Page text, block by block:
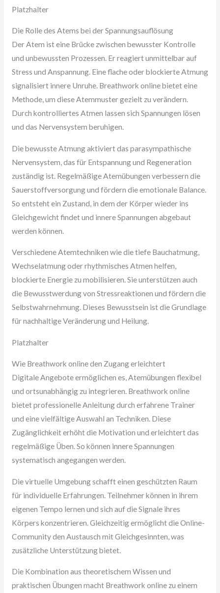
Platzhalter
Die Rolle des Atems bei der Spannungsauflösung
Der Atem ist eine Brücke zwischen bewusster Kontrolle
und unbewussten Prozessen. Er reagiert unmittelbar auf
Stress und Anspannung. Eine flache oder blockierte Atmung
signalisiert innere Unruhe. Breathwork online bietet eine
Methode, um diese Atemmuster gezielt zu verändern.
Durch kontrolliertes Atmen lassen sich Spannungen lösen
und das Nervensystem beruhigen.
Die bewusste Atmung aktiviert das parasympathische
Nervensystem, das für Entspannung und Regeneration
zuständig ist. Regelmäßige Atemübungen verbessern die
Sauerstoffversorgung und fördern die emotionale Balance.
So entsteht ein Zustand, in dem der Körper wieder ins
Gleichgewicht findet und innere Spannungen abgebaut
werden können.
Verschiedene Atemtechniken wie die tiefe Bauchatmung,
Wechselatmung oder rhythmisches Atmen helfen,
blockierte Energie zu mobilisieren. Sie unterstützen auch
die Bewusstwerdung von Stressreaktionen und fördern die
Selbstwahrnehmung. Dieses Bewusstsein ist die Grundlage
für nachhaltige Veränderung und Heilung.
Platzhalter
Wie Breathwork online den Zugang erleichtert
Digitale Angebote ermöglichen es, Atemübungen flexibel
und ortsunabhängig zu integrieren. Breathwork online
bietet professionelle Anleitung durch erfahrene Trainer
und eine vielfältige Auswahl an Techniken. Diese
Zugänglichkeit erhöht die Motivation und erleichtert das
regelmäßige Üben. So können innere Spannungen
systematisch angegangen werden.
Die virtuelle Umgebung schafft einen geschützten Raum
für individuelle Erfahrungen. Teilnehmer können in ihrem
eigenen Tempo lernen und sich auf die Signale ihres
Körpers konzentrieren. Gleichzeitig ermöglicht die Online-
Community den Austausch mit Gleichgesinnten, was
zusätzliche Unterstützung bietet.
Die Kombination aus theoretischem Wissen und
praktischen Übungen macht Breathwork online zu einem